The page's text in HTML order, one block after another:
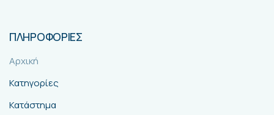
ΠΛΗΡΟΦΟΡΙΕΣ
Αρχική
Κατηγορίες
Κατάστημα